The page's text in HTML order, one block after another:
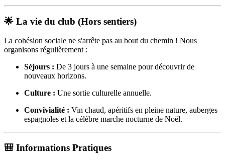
🌟 La vie du club (Hors sentiers)
La cohésion sociale ne s'arrête pas au bout du chemin ! Nous
organisons régulièrement :
Séjours : De 3 jours à une semaine pour découvrir de
nouveaux horizons.
Culture : Une sortie culturelle annuelle.
Convivialité : Vin chaud, apéritifs en pleine nature, auberges
espagnoles et la célèbre marche nocturne de Noël.
🎒 Informations Pratiques